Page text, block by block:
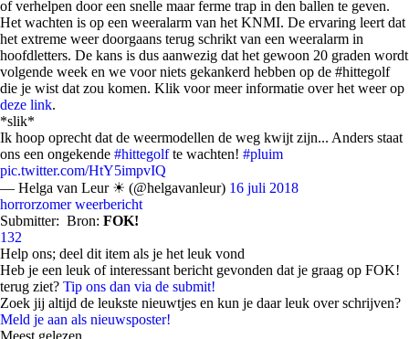
of verhelpen door een snelle maar ferme trap in den ballen te geven.
Het wachten is op een weeralarm van het KNMI. De ervaring leert dat
het extreme weer doorgaans terug schrikt van een weeralarm in
hoofdletters. De kans is dus aanwezig dat het gewoon 20 graden wordt
volgende week en we voor niets gekankerd hebben op de #hittegolf
die je wist dat zou komen. Klik voor meer informatie over het weer op
deze link.
*slik*
Ik hoop oprecht dat de weermodellen de weg kwijt zijn... Anders staat
ons een ongekende #hittegolfte wachten! #pluim
pic.twitter.com/HtY5impvIQ
— Helga van Leur ☀ (@helgavanleur) 16 juli 2018
horrorzomer weerbericht
Submitter: Bron: FOK!
132
Help ons; deel dit item als je het leuk vond
Heb je een leuk of interessant bericht gevonden dat je graag op FOK!
terug ziet? Tip ons dan via de submit!
Zoek jij altijd de leukste nieuwtjes en kun je daar leuk over schrijven?
Meld je aan als nieuwsposter!
Meest gelezen